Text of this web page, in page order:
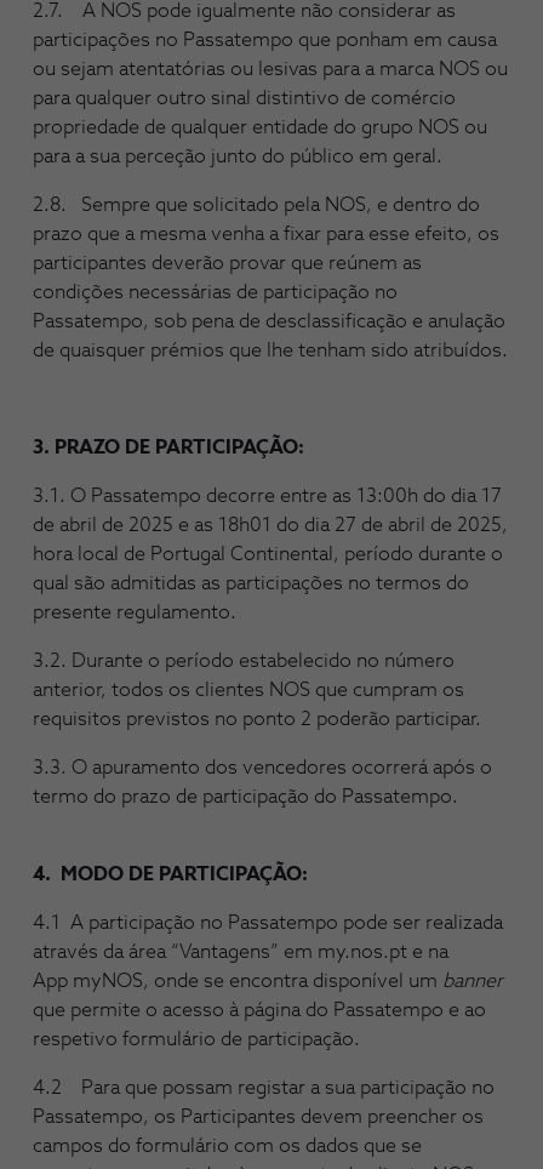
2.7. A NOS pode igualmente não considerar as
participações no Passatempo que ponham em causa
ou sejam atentatórias ou lesivas para a marca NOS ou
para qualquer outro sinal distintivo de comércio
propriedade de qualquer entidade do grupo NOS ou
para a sua perceção junto do público em geral.
2.8. Sempre que solicitado pela NOS, e dentro do
prazo que a mesma venha a fixar para esse efeito, os
participantes deverão provar que reúnem as
condições necessárias de participação no
Passatempo, sob pena de desclassificação e anulação
de quaisquer prémios que lhe tenham sido atribuídos.
3. PRAZO DE PARTICIPAÇÃO:
3.1. O Passatempo decorre entre as 13:00h do dia 17
de abril de 2025 e as 18h01 do dia 27 de abril de 2025,
hora local de Portugal Continental, período durante o
qual são admitidas as participações no termos do
presente regulamento.
3.2. Durante o período estabelecido no número
anterior, todos os clientes NOS que cumpram os
requisitos previstos no ponto 2 poderão participar.
3.3. O apuramento dos vencedores ocorrerá após o
termo do prazo de participação do Passatempo.
4. MODO DE PARTICIPAÇÃO:
4.1 A participação no Passatempo pode ser realizada
através da área “Vantagens” em my.nos.pt e na
App myNOS, onde se encontra disponível um banner
que permite o acesso à página do Passatempo e ao
respetivo formulário de participação.
4.2 Para que possam registar a sua participação no
Passatempo, os Participantes devem preencher os
campos do formulário com os dados que se